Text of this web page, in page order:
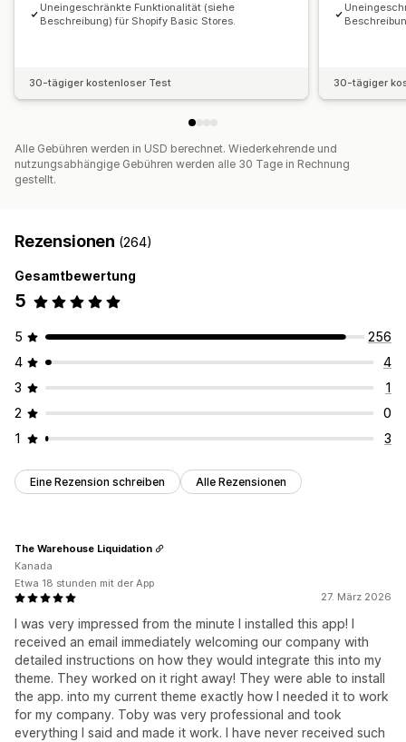
Benutzerdefinierte Symbole
Mehrere Sprachen
Uneingeschränkte Funktionalität (siehe
Beschreibung) für Shopify Basic Stores.
30-tägiger kostenloser Test 30-tägiger
Alle Gebühren werden in USD berechnet. Wiederkehrende und
nutzungsabhängige Gebühren werden alle 30 Tage in Rechnung
gestellt.
Rezensionen (264)
Gesamtbewertung
5
5
256
4
4
3
1
2
0
1
3
Eine Rezension schreiben Alle Rezensionen
27. März 2026
I was very impressed from the minute I installed this app! I
received an email immediately welcoming our company with
detailed instructions on how they would integrate this into my
theme. They worked on it right away! They were able to install
the app. into my current theme exactly how I needed it to work
for my company. Toby was very professional and took
everything I said and made it work. I have never received such
The Warehouse Liquidation
Kanada
Etwa 18 stunden mit der App